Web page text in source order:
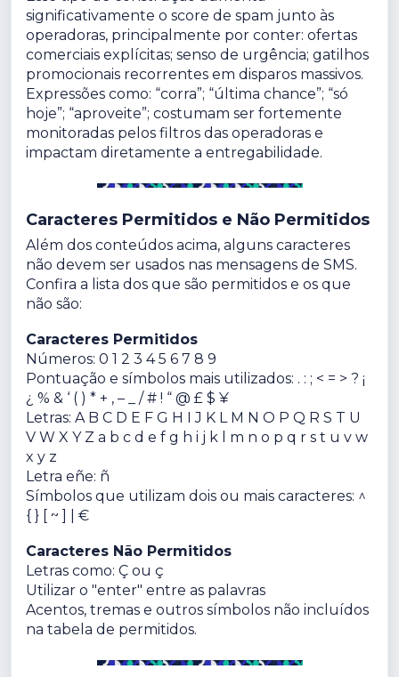
significativamente o score de spam junto às
operadoras, principalmente por conter: ofertas
comerciais explícitas; senso de urgência; gatilhos
promocionais recorrentes em disparos massivos.
Expressões como: “corra”; “última chance”; “só
hoje”; “aproveite”; costumam ser fortemente
monitoradas pelos filtros das operadoras e
impactam diretamente a entregabilidade.
Caracteres Permitidos e Não Permitidos
Além dos conteúdos acima, alguns caracteres
não devem ser usados nas mensagens de SMS.
Confira a lista dos que são permitidos e os que
não são:
Caracteres Permitidos
Números: 0 1 2 3 4 5 6 7 8 9
Pontuação e símbolos mais utilizados: . : ; < = > ? ¡
¿ % & ‘ ( ) * + , – _ / # ! “ @ £ $ ¥
Letras: A B C D E F G H I J K L M N O P Q R S T U
V W X Y Z a b c d e f g h i j k l m n o p q r s t u v w
x y z
Letra eñe: ñ
Símbolos que utilizam dois ou mais caracteres: ^
{ } [ ~ ] | €
Caracteres Não Permitidos
Letras como: Ç ou ç
Utilizar o "enter" entre as palavras
Acentos, tremas e outros símbolos não incluídos
na tabela de permitidos.